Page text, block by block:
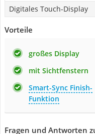
Digitales Touch-Display
Vorteile
großes Display
mit Sichtfenstern
Smart-Sync Finish-
Funktion
Fragen und Antworten